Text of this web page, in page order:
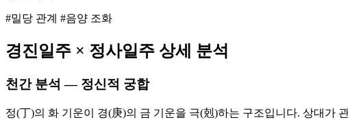
#밀당 관계 #음양 조화
경진일주 × 정사일주 상세 분석
천간 분석 — 정신적 궁합
정(丁)의 화 기운이 경(庚)의 금 기운을 극(剋)하는 구조입니다. 상대가